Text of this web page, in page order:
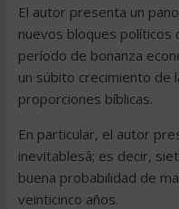
El autor presenta un
nuevos bloques políticos
período de bonanza
un súbito crecimiento de
proporciones bíblicas.
En particular, el autor
inevitablesâ; es decir,
buena probabilidad de
veinticinco años.